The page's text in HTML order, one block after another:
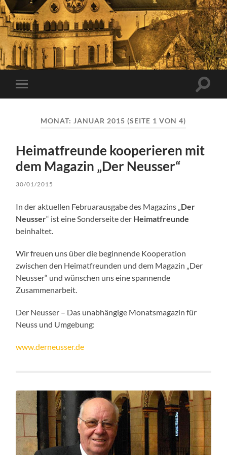
Mobile-
Menü
MONAT: JANUAR 2015 (SEITE 1 VON 4)
Heimatfreunde kooperieren mit
dem Magazin „Der Neusser“
30/01/2015
In der aktuellen Februarausgabe des Magazins „Der
Neusser“ ist eine Sonderseite der Heimatfreunde
beinhaltet.
Wir freuen uns über die beginnende Kooperation
zwischen den Heimatfreunden und dem Magazin „Der
Neusser“ und wünschen uns eine spannende
Zusammenarbeit.
Der Neusser – Das unabhängige Monatsmagazin für
Neuss und Umgebung:
www.derneusser.de